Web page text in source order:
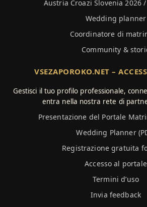
Austria Croazi Slovenia 2026
Wedding planner
Coordinatore di
Community &
VSEZAPOROKO.NET –
Gestisci il tuo profilo professionale,
entra nella nostra rete di
Presentazione del Portale
Wedding Planner
Registrazione gratuita
Accesso al portale
Termini d’uso
Invia feedback